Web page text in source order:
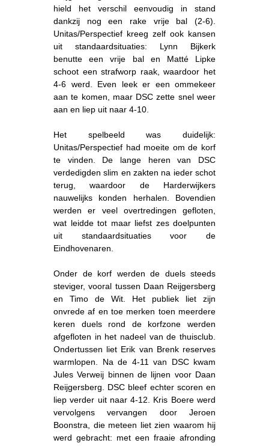
hield het verschil eenvoudig in stand
dankzij nog een rake vrije bal (2-6).
Unitas/Perspectief kreeg zelf ook kansen
uit standaardsituaties: Lynn Bijkerk
benutte een vrije bal en Matté Lipke
schoot een strafworp raak, waardoor het
4-6 werd. Even leek er een ommekeer
aan te komen, maar DSC zette snel weer
aan en liep uit naar 4-10.
Het spelbeeld was duidelijk:
Unitas/Perspectief had moeite om de korf
te vinden. De lange heren van DSC
verdedigden slim en zakten na ieder schot
terug, waardoor de Harderwijkers
nauwelijks konden herhalen. Bovendien
werden er veel overtredingen gefloten,
wat leidde tot maar liefst zes doelpunten
uit standaardsituaties voor de
Eindhovenaren.
Onder de korf werden de duels steeds
steviger, vooral tussen Daan Reijgersberg
en Timo de Wit. Het publiek liet zijn
onvrede af en toe merken toen meerdere
keren duels rond de korfzone werden
afgefloten in het nadeel van de thuisclub.
Ondertussen liet Erik van Brenk reserves
warmlopen. Na de 4-11 van DSC kwam
Jules Verweij binnen de lijnen voor Daan
Reijgersberg. DSC bleef echter scoren en
liep verder uit naar 4-12. Kris Boere werd
vervolgens vervangen door Jeroen
Boonstra, die meteen liet zien waarom hij
werd gebracht: met een fraaie afronding